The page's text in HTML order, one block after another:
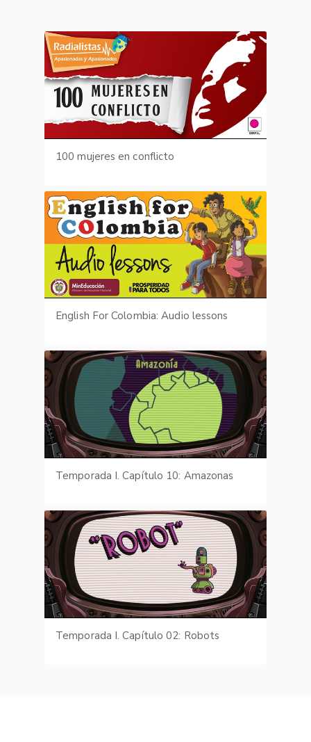
100 mujeres en conflicto
English For Colombia: Audio lessons
Temporada I. Capítulo 10: Amazonas
Temporada I. Capítulo 02: Robots